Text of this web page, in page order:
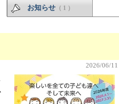
お知らせ （ 1 ）
2026/06/11